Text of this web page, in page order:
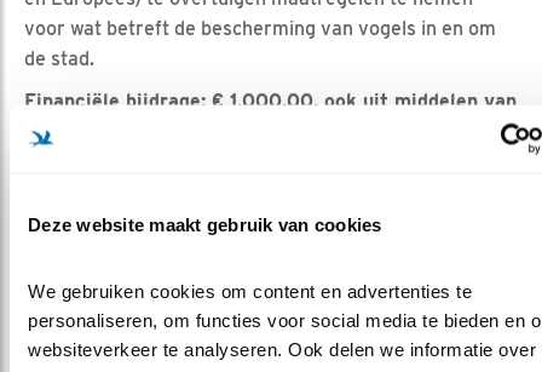
Deze website maakt gebruik van cookies
We gebruiken cookies om content en advertenties te
personaliseren, om functies voor social media te bieden en
websiteverkeer te analyseren. Ook delen we informatie over
voor wat betreft de bescherming van vogels in en om
de stad.
Financiële bijdrage: € 1.000,00, ook uit middelen van
Team Stedelijk Gebied van Vogelbescherming
jaar veranderingen”
Het betreft hier een boek over welgeteld een halve
eeuw vogels tellen, beschermen in de Gelderse Poort.